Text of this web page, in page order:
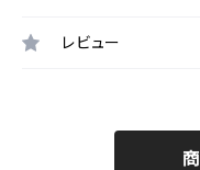
レビュー